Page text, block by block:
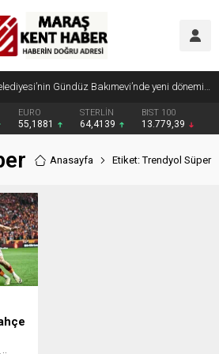
Onikişubat Belediyesi’nin Gündüz Bakımevi’nde yeni dönemin ön kayıtları başladı
EURO
55,1881
STERLİN
64,4139
BIST 100
13.779,39
Anasayfa Etiket: Trendyol Süper